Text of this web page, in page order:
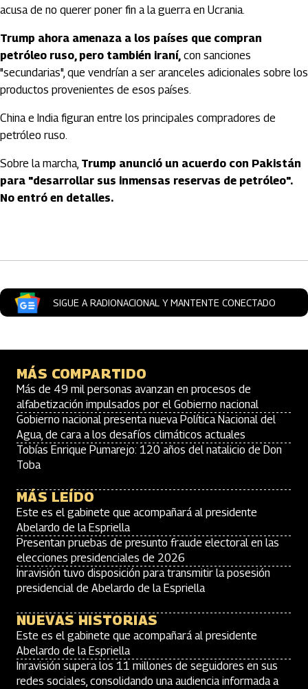
acusa de no querer poner fin a la guerra en Ucrania.
Trump ahora amenaza a los países que compran
petróleo ruso, pero también iraní, con sanciones
"secundarias", que vendrían a ser aranceles adicionales sobre los
productos provenientes de esos países.
China e India figuran entre los principales compradores de
petróleo ruso.
Sobre la marcha, Trump anunció un acuerdo con Pakistán
para "desarrollar sus inmensas reservas de petróleo".
No entró en detalles.
SIGUE A RADIONACIONAL Y MANTENTE CONECTADO
MÁS COMPARTIDO
Más de 49 mil personas avanzan en procesos de
alfabetización impulsados por el Gobierno nacional
Gobierno nacional presenta nueva Política Nacional del
Agua, de cara a los desafíos climáticos actuales
Tobías Enrique Pumarejo: 120 años del natalicio de Don
Toba
MÁS LEÍDO
Este es el gabinete que acompañará al presidente
Abelardo de la Espriella
Presentan pruebas de presunto fraude electoral en las
elecciones presidenciales de 2026
Inravisión tuvo disposición para transmitir la posesión
presidencial de Abelardo de la Espriella
NUEVAS HISTORIAS
Este es el gabinete que acompañará al presidente
Abelardo de la Espriella
Inravisión supera los 11 millones de seguidores en sus
redes sociales, consolidando una audiencia informada a